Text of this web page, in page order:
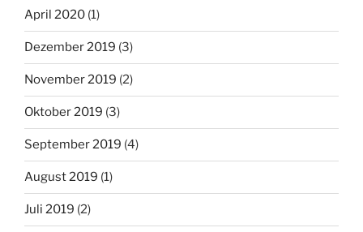
April 2020 (1)
Dezember 2019 (3)
November 2019 (2)
Oktober 2019 (3)
September 2019 (4)
August 2019 (1)
Juli 2019 (2)